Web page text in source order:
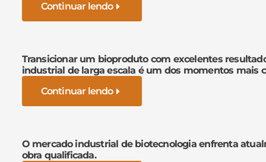
Continuar lendo
Transicionar um bioproduto com excelentes
industrial de larga escala é um dos momentos mais
Continuar lendo
O mercado industrial de biotecnologia enfrenta
obra qualificada.